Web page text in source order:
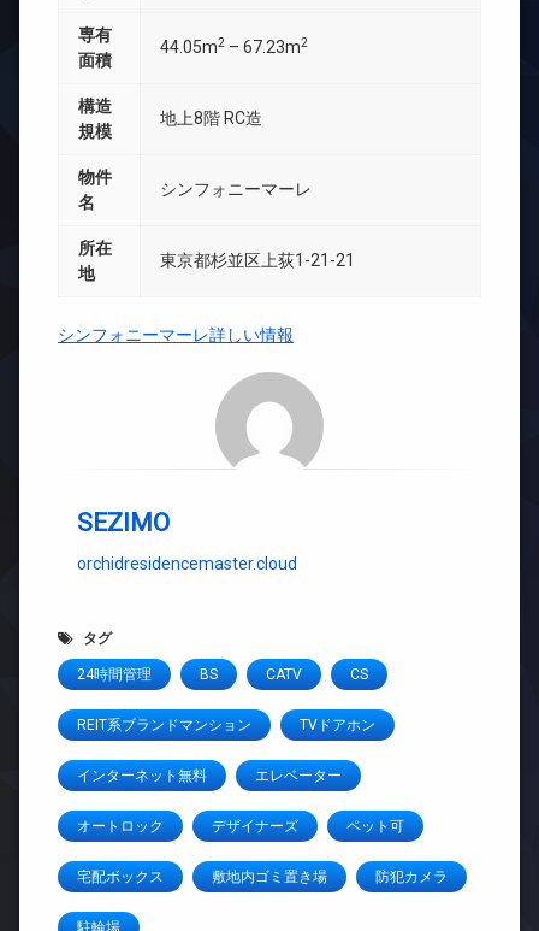
専有
面積
44.05m2 – 67.23m2
構造
規模
地上8階 RC造
物件
名
シンフォニーマーレ
所在
地
東京都杉並区上荻1-21-21
シンフォニーマーレ詳しい情報
SEZIMO
orchidresidencemaster.cloud
タグ
24時間管理 BS CATV CS
REIT系ブランドマンション TVドアホン
インターネット無料 エレベーター
オートロック デザイナーズ ペット可
宅配ボックス 敷地内ゴミ置き場 防犯カメラ
駐輪場